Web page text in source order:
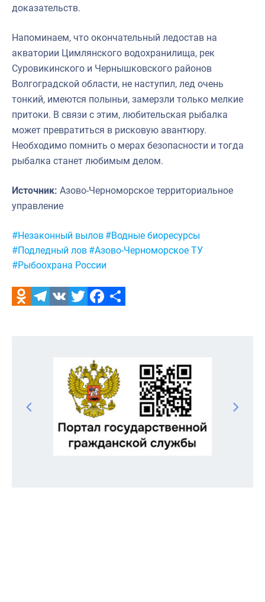
доказательств.
Напоминаем, что окончательный ледостав на
акватории Цимлянского водохранилища, рек
Суровикинского и Чернышковского районов
Волгоградской области, не наступил, лед очень
тонкий, имеются полыньи, замерзли только мелкие
притоки. В связи с этим, любительская рыбалка
может превратиться в рисковую авантюру.
Необходимо помнить о мерах безопасности и тогда
рыбалка станет любимым делом.
Источник: Азово-Черноморское территориальное
управление
Метки:
#Незаконный вылов #Водные биоресурсы
#Подледный лов #Азово-Черноморское ТУ
#Рыбоохрана России